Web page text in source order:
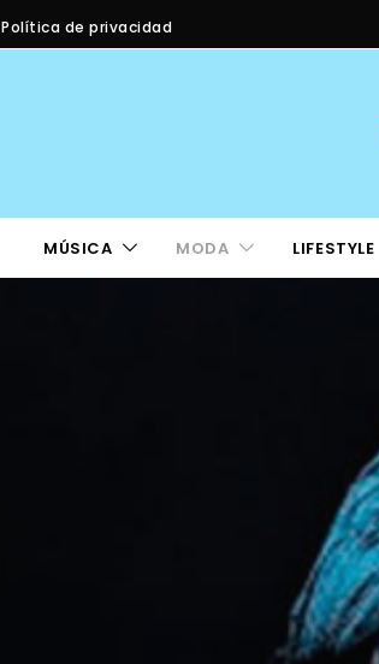
Política de privacidad
MÚSICA MODA LIFESTYLE